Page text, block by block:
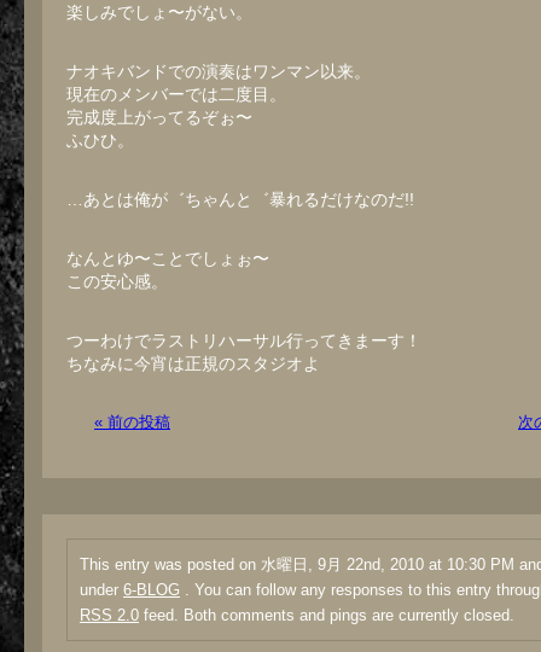
楽しみでしょ〜がない。
ナオキバンドでの演奏はワンマン以来。
現在のメンバーでは二度目。
完成度上がってるぞぉ〜
ふひひ。
…あとは俺が゛ちゃんと゛暴れるだけなのだ!!
なんとゆ〜ことでしょぉ〜
この安心感。
つーわけでラストリハーサル行ってきまーす！
ちなみに今宵は正規のスタジオよ
« 前の投稿 次
This entry was posted on 水曜日, 9月 22nd, 2010 at 10:30 PM
under 6-BLOG . You can follow any responses to this entry
RSS 2.0 feed. Both comments and pings are currently closed.